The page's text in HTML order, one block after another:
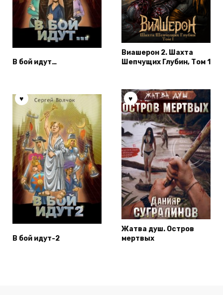
В бой идут…
Виашерон 2. Шахта
Шепчущих Глубин, Том 1
В бой идут-2
Жатва душ. Остров
мертвых